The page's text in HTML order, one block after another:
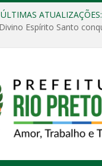
ÚLTIMAS ATUALIZAÇÕES: